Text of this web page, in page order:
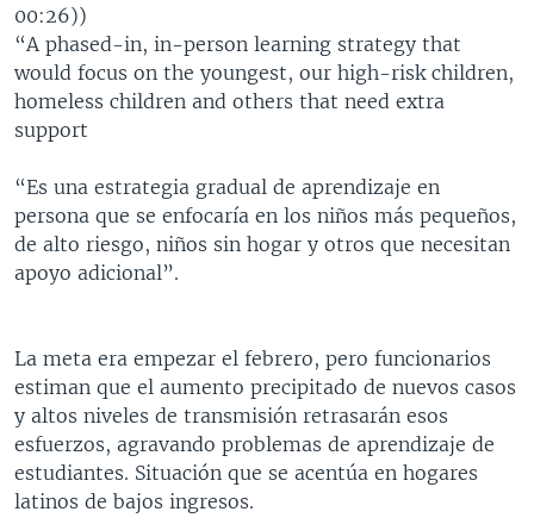
00:26))
“A phased-in, in-person learning strategy that
would focus on the youngest, our high-risk children,
homeless children and others that need extra
support
“Es una estrategia gradual de aprendizaje en
persona que se enfocaría en los niños más pequeños,
de alto riesgo, niños sin hogar y otros que necesitan
apoyo adicional”.
La meta era empezar el febrero, pero funcionarios
estiman que el aumento precipitado de nuevos casos
y altos niveles de transmisión retrasarán esos
esfuerzos, agravando problemas de aprendizaje de
estudiantes. Situación que se acentúa en hogares
latinos de bajos ingresos.